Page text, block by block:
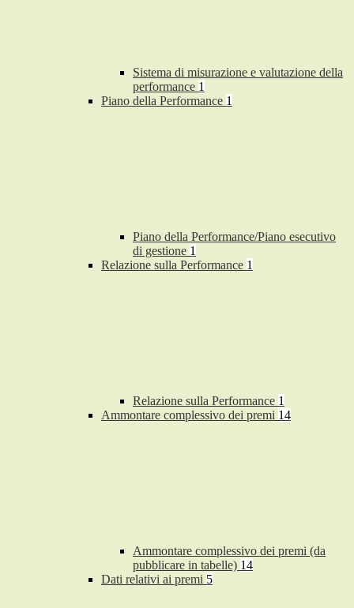
Sistema di misurazione e valutazione della
performance 1
Piano della Performance 1
Piano della Performance/Piano esecutivo
di gestione 1
Relazione sulla Performance 1
Relazione sulla Performance 1
Ammontare complessivo dei premi 14
Ammontare complessivo dei premi (da
pubblicare in tabelle) 14
Dati relativi ai premi 5